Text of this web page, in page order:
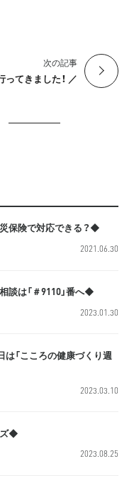
次の記事
ってきました！ ／
保険で対応できる？◆
2021.06.30
談は「＃9110」番へ◆
2023.01.30
「こころの健康づくり週
2023.03.10
◆
2023.08.25